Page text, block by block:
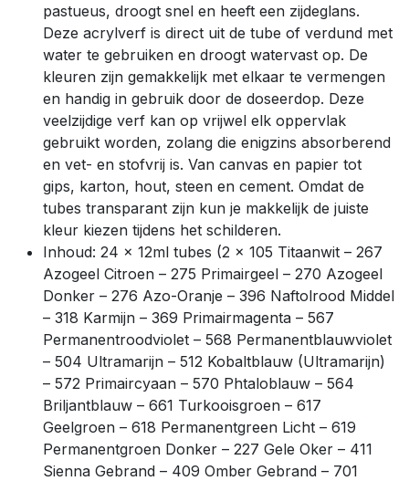
pastueus, droogt snel en heeft een zijdeglans.
Deze acrylverf is direct uit de tube of verdund met
water te gebruiken en droogt watervast op. De
kleuren zijn gemakkelijk met elkaar te vermengen
en handig in gebruik door de doseerdop. Deze
veelzijdige verf kan op vrijwel elk oppervlak
gebruikt worden, zolang die enigzins absorberend
en vet- en stofvrij is. Van canvas en papier tot
gips, karton, hout, steen en cement. Omdat de
tubes transparant zijn kun je makkelijk de juiste
kleur kiezen tijdens het schilderen.
Inhoud: 24 x 12ml tubes (2 x 105 Titaanwit – 267
Azogeel Citroen – 275 Primairgeel – 270 Azogeel
Donker – 276 Azo-Oranje – 396 Naftolrood Middel
– 318 Karmijn – 369 Primairmagenta – 567
Permanentroodviolet – 568 Permanentblauwviolet
– 504 Ultramarijn – 512 Kobaltblauw (Ultramarijn)
– 572 Primaircyaan – 570 Phtaloblauw – 564
Briljantblauw – 661 Turkooisgroen – 617
Geelgroen – 618 Permanentgreen Licht – 619
Permanentgroen Donker – 227 Gele Oker – 411
Sienna Gebrand – 409 Omber Gebrand – 701